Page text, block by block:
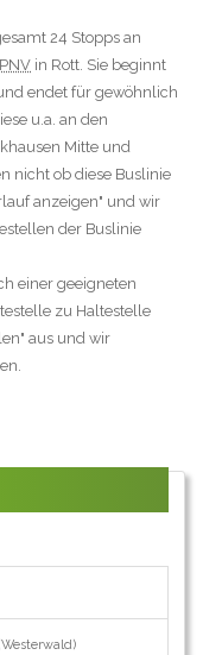
24 Stopps an
in Rott. Sie beginnt
endet für gewöhnlich
u.a. an den
Mitte und
nicht ob diese Buslinie
anzeigen" und wir
der Buslinie
einer geeigneten
zu Haltestelle
aus und wir